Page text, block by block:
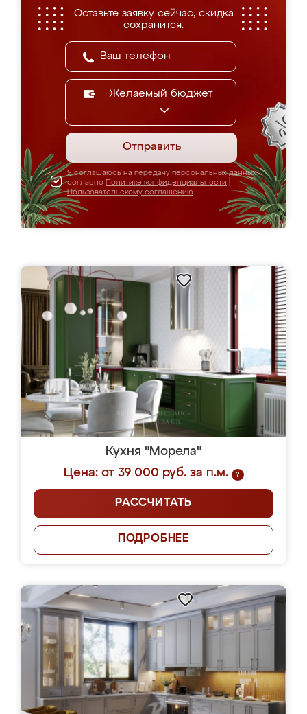
Оставьте заявку сейчас, скидка
сохранится.
Желаемый бюджет
Отправить
Я соглашаюсь на передачу персональных данных
согласно Политике конфиденциальности
Пользовательскому соглашению
Кухня "Морела"
Цена: от 39 000 руб. за п.м.
?
РАССЧИТАТЬ
ПОДРОБНЕЕ